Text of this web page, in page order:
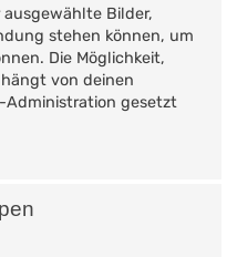
Bilder,
stehen können, um
Die Möglichkeit,
von deinen
Administration gesetzt